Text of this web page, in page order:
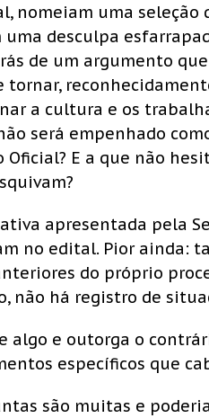
nomeiam uma seleção
uma desculpa
de um argumento
tornar,
a cultura e os
será empenhado
Oficial? E a que não
apresentada pela
no edital. Pior ainda:
do próprio
não há registro de
algo e outorga o
específicos que
são muitas e